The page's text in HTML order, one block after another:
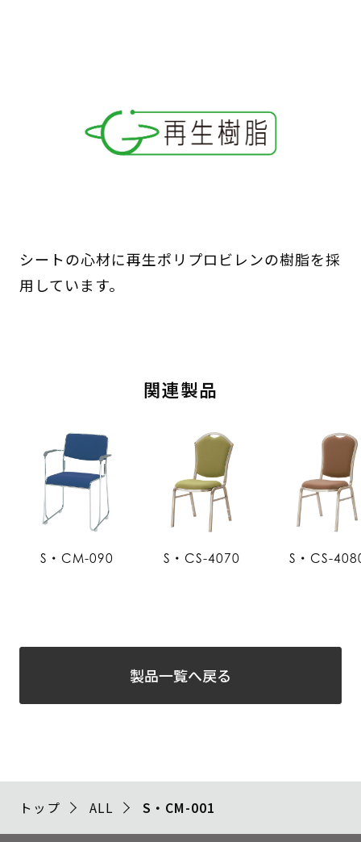
シートの心材に再生ポリプロビレンの樹脂を採
用しています。
関連製品
S・CM-090 S・CS-4070 S・CS-
製品一覧へ戻る
トップ ALL S・CM-001